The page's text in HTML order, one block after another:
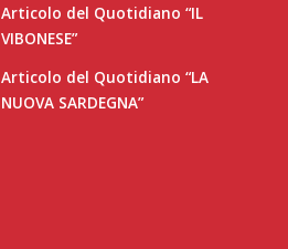
Articolo del Quotidiano “IL
VIBONESE”
Articolo del Quotidiano “LA
NUOVA SARDEGNA”